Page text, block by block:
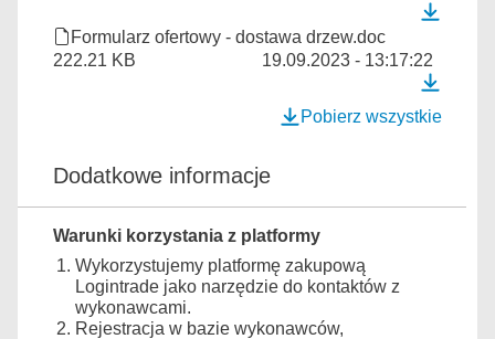
Formularz ofertowy - dostawa drzew.doc
222.21 KB
19.09.2023 - 13:17:22
Pobierz wszystkie
Dodatkowe informacje
Warunki korzystania z platformy
Wykorzystujemy platformę zakupową
Logintrade jako narzędzie do kontaktów z
wykonawcami.
Rejestracja w bazie wykonawców,